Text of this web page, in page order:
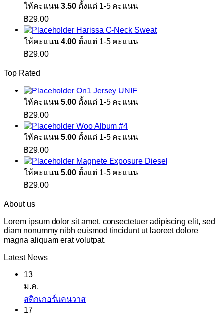
ให้คะแนน 3.50 ตั้งแต่ 1-5 คะแนน
฿29.00
Harissa O-Neck Sweat
ให้คะแนน 4.00 ตั้งแต่ 1-5 คะแนน
฿29.00
Top Rated
On1 Jersey UNIF
ให้คะแนน 5.00 ตั้งแต่ 1-5 คะแนน
฿29.00
Woo Album #4
ให้คะแนน 5.00 ตั้งแต่ 1-5 คะแนน
฿29.00
Magnete Exposure Diesel
ให้คะแนน 5.00 ตั้งแต่ 1-5 คะแนน
฿29.00
About us
Lorem ipsum dolor sit amet, consectetuer adipiscing elit, sed
diam nonummy nibh euismod tincidunt ut laoreet dolore
magna aliquam erat volutpat.
Latest News
13
ม.ค.
สติกเกอร์แคนวาสไม่มี
17